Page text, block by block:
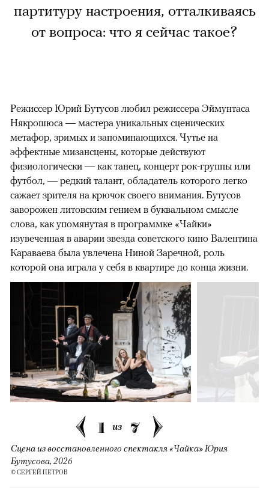
партитуру настроения, отталкиваясь
от вопроса: что я сейчас такое?
Режиссер Юрий Бутусов любил режиссера Эймунтаса
Някрошюса — мастера уникальных сценических
метафор, зримых и запоминающихся. Чутье на
эффектные мизансцены, которые действуют
физиологически — как танец, концерт рок-группы или
футбол, — редкий талант, обладатель которого легко
сажает зрителя на крючок своего внимания. Бутусов
заворожен литовским гением в буквальном смысле
слова, как упомянутая в программке «Чайки»
изувеченная в аварии звезда советского кино Валентина
Караваева была увлечена Ниной Заречной, роль
которой она играла у себя в квартире до конца жизни.
1 из 7
Сцена из восстановленного спектакля «Чайка» Юрия
Бутусова, 2026
© СЕРГЕЙ ПЕТРОВ